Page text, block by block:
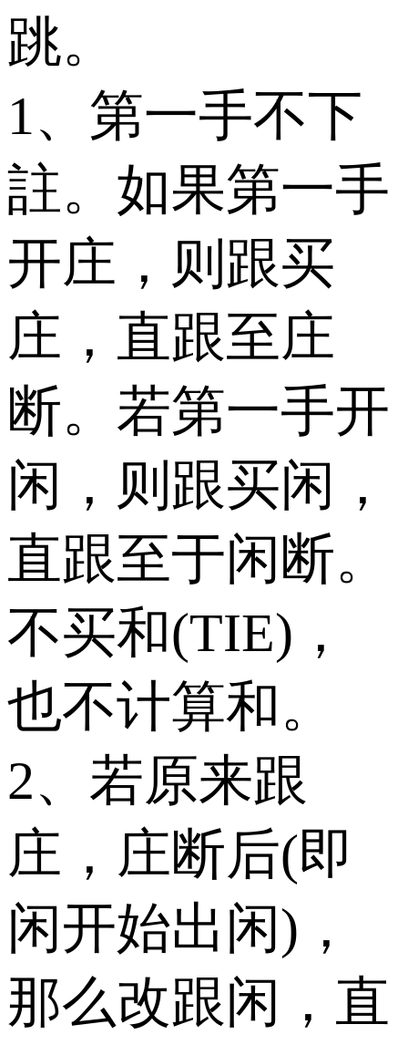
跳。
1、第一手不下
註。如果第一手
开庄，则跟买
庄，直跟至庄
断。若第一手开
闲，则跟买闲，
直跟至于闲断。
不买和(TIE)，
也不计算和。
2、若原来跟
庄，庄断后(即
闲开始出闲)，
那么改跟闲，直